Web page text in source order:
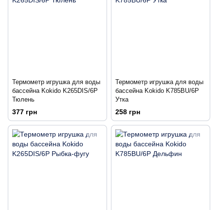
Термометр игрушка для воды
бассейна Kokido K265DIS/6P
Тюлень
377 грн
Термометр игрушка для воды
бассейна Kokido K785BU/6P
Утка
258 грн